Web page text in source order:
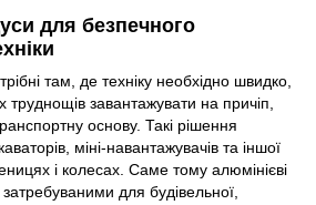
для безпечного
там, де техніку необхідно швидко,
труднощів завантажувати на причіп,
основу. Такі рішення
міні-навантажувачів та іншої
і колесах. Саме тому алюмінієві
для будівельної,